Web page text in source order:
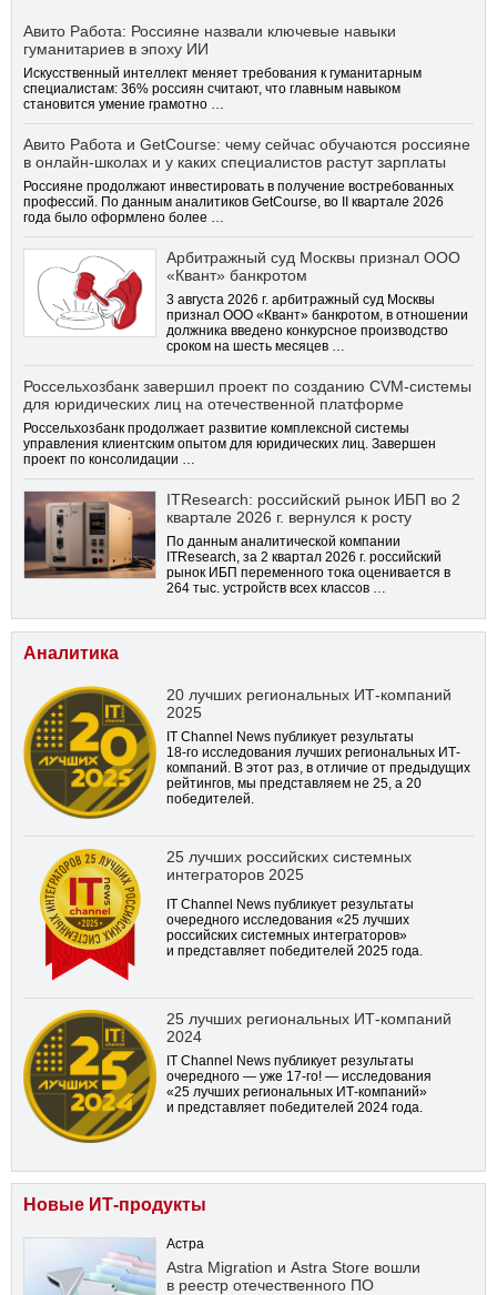
Авито Работа: Россияне назвали ключевые навыки
гуманитариев в эпоху ИИ
Искусственный интеллект меняет требования к гуманитарным
специалистам: 36% россиян считают, что главным навыком
становится умение грамотно …
Авито Работа и GetCourse: чему сейчас обучаются россияне
в онлайн-школах и у каких специалистов растут зарплаты
Россияне продолжают инвестировать в получение востребованных
профессий. По данным аналитиков GetCourse, во II квартале 2026
года было оформлено более …
Арбитражный суд Москвы признал ООО
«Квант» банкротом
3 августа 2026 г. арбитражный суд Москвы
признал ООО «Квант» банкротом, в отношении
должника введено конкурсное производство
сроком на шесть месяцев …
Россельхозбанк завершил проект по созданию CVM-системы
для юридических лиц на отечественной платформе
Россельхозбанк продолжает развитие комплексной системы
управления клиентским опытом для юридических лиц. Завершен
проект по консолидации …
ITResearch: российский рынок ИБП во 2
квартале 2026 г. вернулся к росту
По данным аналитической компании
ITResearch, за 2 квартал 2026 г. российский
рынок ИБП переменного тока оценивается в
264 тыс. устройств всех классов …
Аналитика
20 лучших региональных ИТ-компаний
2025
IT Channel News публикует результаты
18-го исследования лучших региональных ИТ-
компаний. В этот раз, в отличие от предыдущих
рейтингов, мы представляем не 25, а 20
победителей.
25 лучших российских системных
интеграторов 2025
IT Channel News публикует результаты
очередного исследования «25 лучших
российских системных интеграторов»
и представляет победителей 2025 года.
25 лучших региональных ИТ-компаний
2024
IT Channel News публикует результаты
очередного — уже 17-го! — исследования
«25 лучших региональных ИТ-компаний»
и представляет победителей 2024 года.
Новые ИТ-продукты
Астра
Astra Migration и Astra Store вошли
в реестр отечественного ПО